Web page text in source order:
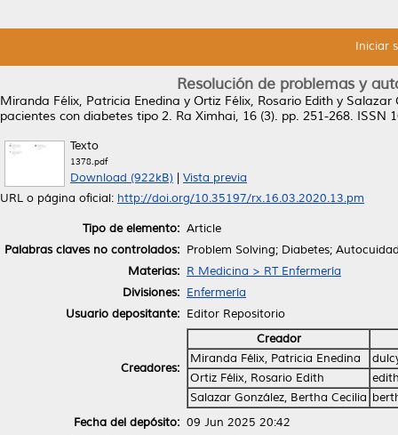
Iniciar
Resolución de problemas y
Miranda Félix, Patricia Enedina y Ortiz Félix, Rosario Edith y Salazar
pacientes con diabetes tipo 2. Ra Ximhai, 16 (3). pp. 251-268. ISSN
Texto
1378.pdf
Download (922kB)
Vista previa
URL o página oficial: http://doi.org/10.35197/rx.16.03.2020.13.pm
Tipo de elemento: Article
Palabras claves no controlados: Problem Solving; Diabetes;
Materias: R Medicina > RT Enfermería
Divisiones: Enfermería
Usuario depositante: Editor Repositorio
Creadores:
Creador
Miranda Félix, Patricia Enedina
Ortiz Félix, Rosario Edith
Salazar González, Bertha Cecilia
Fecha del depósito: 09 Jun 2025 20:42